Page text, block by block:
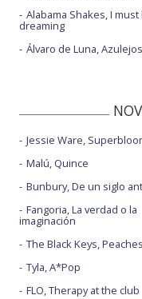
Alabama Shakes, I must
dreaming
Álvaro de Luna, Azulejos
Jessie Ware,
Malú, Quince
Bunbury, De un siglo
Fangoria, La verdad o la
imaginación
The Black Keys,
Tyla, A*Pop
FLO, Therapy at the club